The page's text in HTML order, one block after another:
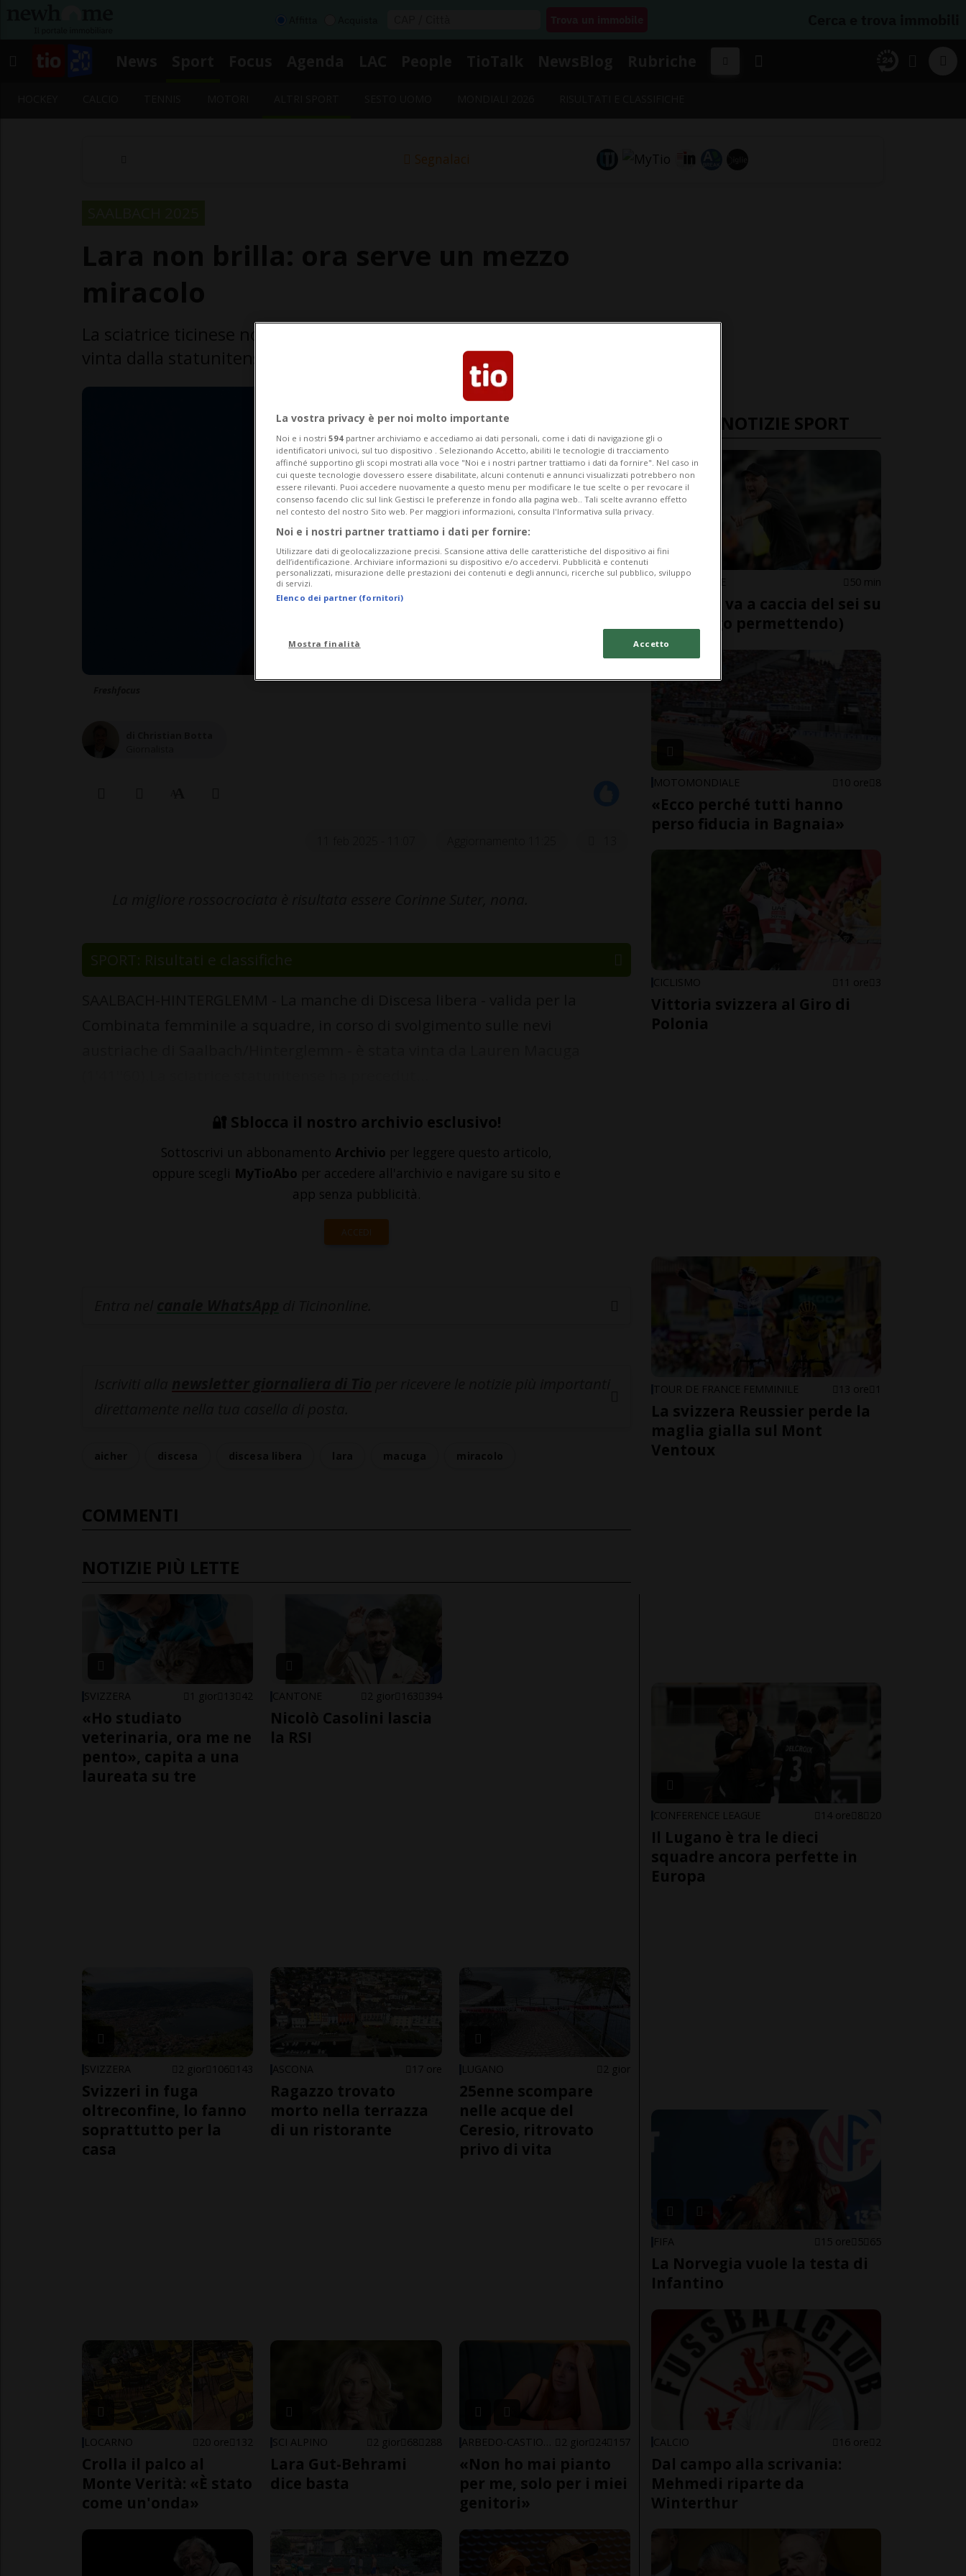
Segnalaci
vinta dalla statunitense Macuga davanti alla tedesca Aicher.
SPORT: Risultati e classifiche
🔐 Sblocca il nostro archivio esclusivo!
Sottoscrivi un abbonamento Archivio per leggere questo articolo,
oppure scegli MyTioAbo per accedere all'archivio e navigare su sito e
app senza pubblicità.
ACCEDI
COMMENTI
NOTIZIE PIÙ LETTE
SVIZZERA 1 gior 13 42
«Ho studiato
veterinaria, ora me ne
pento», capita a una
laureata su tre
CANTONE 2 gior 163 394
Nicolò Casolini lascia
la RSI
SVIZZERA 2 gior 106 143
Svizzeri in fuga
oltreconfine, lo fanno
soprattutto per la
casa
ASCONA 17 ore
Ragazzo trovato
morto nella terrazza
di un ristorante
LUGANO 2 gior
25enne scompare
nelle acque del
Ceresio, ritrovato
privo di vita
LOCARNO 20 ore 132
Crolla il palco al
Monte Verità: «È stato
come un'onda»
SCI ALPINO 2 gior 68 288
Lara Gut-Behrami
dice basta
2 gior 24 157
«Non ho mai pianto
per me, solo per i miei
genitori»
ULTIME NOTIZIE SPORT
SUPER LEAGUE 50 min
Il Lugano va a caccia del sei su
sei (Zurigo permettendo)
MOTOMONDIALE 10 ore 8
«Ecco perché tutti hanno
perso fiducia in Bagnaia»
CICLISMO 11 ore 3
Vittoria svizzera al Giro di
Polonia
TOUR DE FRANCE FEMMINILE 13 ore 1
La svizzera Reussier perde la
maglia gialla sul Mont
Ventoux
CONFERENCE LEAGUE 14 ore 8 20
Il Lugano è tra le dieci
squadre ancora perfette in
Europa
FIFA 15 ore 5 65
La Norvegia vuole la testa di
Infantino
CALCIO 16 ore 2
Dal campo alla scrivania:
Mehmedi riparte da
Winterthur
La vostra privacy è per noi molto importante
Noi e i nostri 594 partner archiviamo e accediamo ai dati personali, come i dati di navigazione gli o
identificatori univoci, sul tuo dispositivo . Selezionando Accetto, abiliti le tecnologie di tracciamento
affinché supportino gli scopi mostrati alla voce "Noi e i nostri partner trattiamo i dati da fornire". Nel caso in
cui queste tecnologie dovessero essere disabilitate, alcuni contenuti e annunci visualizzati potrebbero non
essere rilevanti. Puoi accedere nuovamente a questo menu per modificare le tue scelte o per revocare il
consenso facendo clic sul link Gestisci le preferenze in fondo alla pagina web.. Tali scelte avranno effetto
nel contesto del nostro Sito web. Per maggiori informazioni, consulta l'Informativa sulla privacy.
Noi e i nostri partner trattiamo i dati per fornire:
Utilizzare dati di geolocalizzazione precisi. Scansione attiva delle caratteristiche del dispositivo ai fini
dell’identificazione. Archiviare informazioni su dispositivo e/o accedervi. Pubblicità e contenuti
personalizzati, misurazione delle prestazioni dei contenuti e degli annunci, ricerche sul pubblico, sviluppo
di servizi.
Elenco dei partner (fornitori)
Mostra finalità Accetto